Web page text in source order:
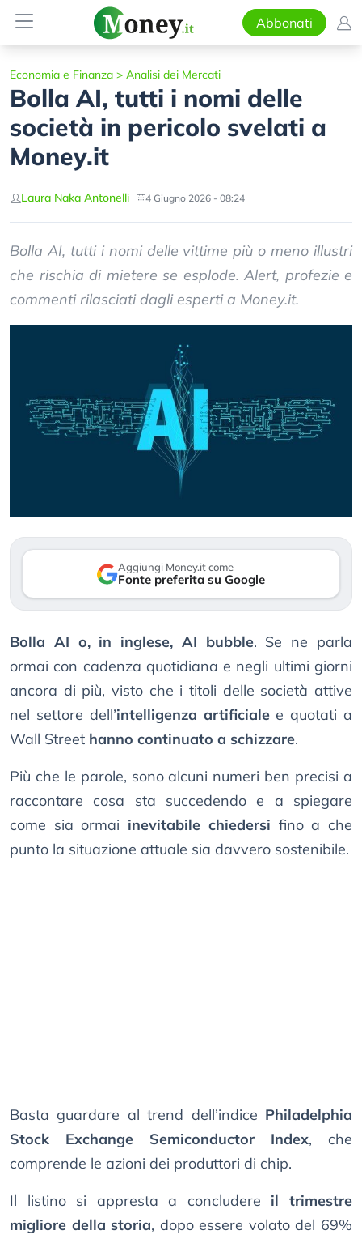
Abbonati
Economia e Finanza > Analisi dei Mercati
Bolla AI, tutti i nomi delle
società in pericolo svelati a
Money.it
Laura Naka Antonelli 4 Giugno 2026 - 08:24
Bolla AI, tutti i nomi delle vittime più o meno illustri
che rischia di mietere se esplode. Alert, profezie e
commenti rilasciati dagli esperti a Money.it.
Aggiungi Money.it come
Fonte preferita su Google
Bolla AI o, in inglese, AI bubble. Se ne parla
ormai con cadenza quotidiana e negli ultimi giorni
ancora di più, visto che i titoli delle società attive
nel settore dell’intelligenza artificialee quotati a
Wall Street hanno continuato a schizzare.
Più che le parole, sono alcuni numeri ben precisi a
raccontare cosa sta succedendo e a spiegare
come sia ormai inevitabile chiedersi fino a che
punto la situazione attuale sia davvero sostenibile.
Basta guardare al trend dell’indice Philadelphia
Stock Exchange Semiconductor Index, che
comprende le azioni dei produttori di chip.
Il listino si appresta a concludere il trimestre
migliore della storia, dopo essere volato del 69%